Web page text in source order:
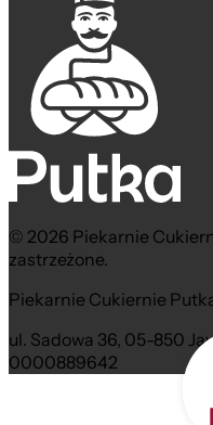
© 2026 Piekarnie
zastrzeżone.
Piekarnie Cukiernie
ul. Sadowa 36, 05-850
0000889642